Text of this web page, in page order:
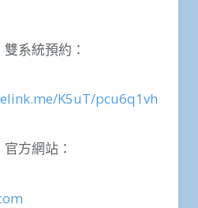
系統預約：
K5uT/pcu6q1vh
方網站：